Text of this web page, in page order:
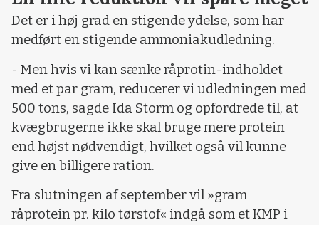
Det er i høj grad en stigende ydelse, som har
medført en stigende ammoniakudledning.
- Men hvis vi kan sænke råprotin-indholdet
med et par gram, reducerer vi udledningen med
500 tons, sagde Ida Storm og opfordrede til, at
kvægbrugerne ikke skal bruge mere protein
end højst nødvendigt, hvilket også vil kunne
give en billigere ration.
Fra slutningen af september vil »gram
råprotein pr. kilo tørstof« indgå som et KMP i